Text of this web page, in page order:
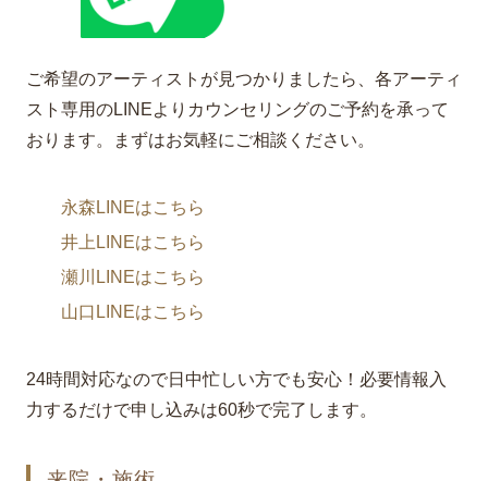
ご希望のアーティストが見つかりましたら、各アーティ
スト専用のLINEよりカウンセリングのご予約を承って
おります。まずはお気軽にご相談ください。
永森LINEはこちら
井上LINEはこちら
瀬川LINEはこちら
山口LINEはこちら
24時間対応なので日中忙しい方でも安心！必要情報入
力するだけで申し込みは60秒で完了します。